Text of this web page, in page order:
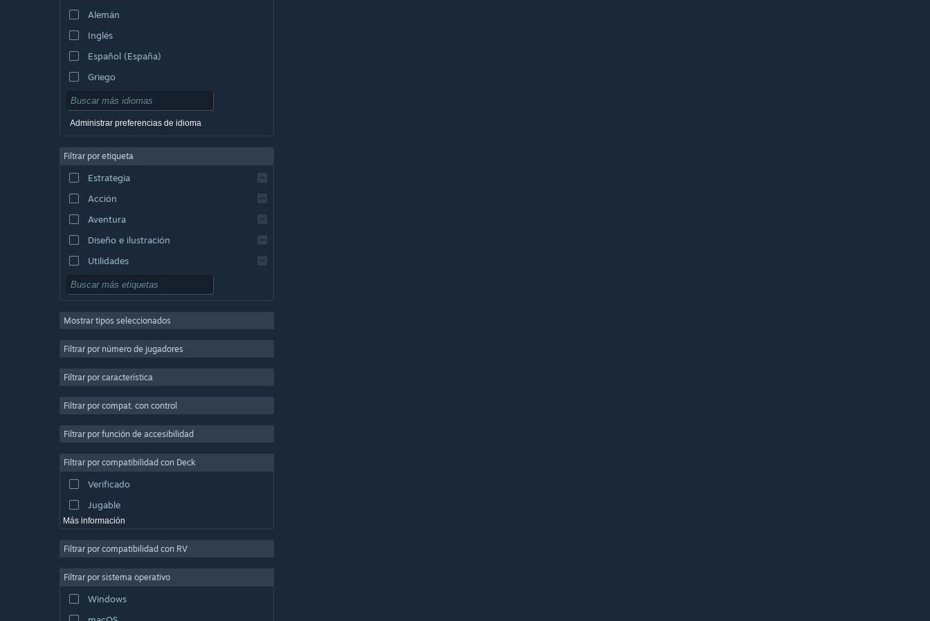
Alemán
Inglés
Español (España)
Griego
Administrar preferencias de idioma
Filtrar por etiqueta
Estrategia
Acción
Aventura
Diseño e ilustración
Utilidades
Free to Play
Multijugador masivo
Casuales
Simuladores
Producción de video
Edición fotográfica
Mostrar tipos seleccionados
Filtrar por número de jugadores
Filtrar por característica
Filtrar por compat. con control
Filtrar por función de accesibilidad
Filtrar por compatibilidad con Deck
Verificado
Jugable
Más información
Filtrar por compatibilidad con RV
Filtrar por sistema operativo
Windows